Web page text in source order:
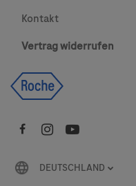
Kontakt
Vertrag widerrufen
DEUTSCHLAND